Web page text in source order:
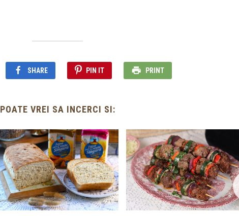
SHARE PIN IT PRINT
POATE VREI SA INCERCI SI: